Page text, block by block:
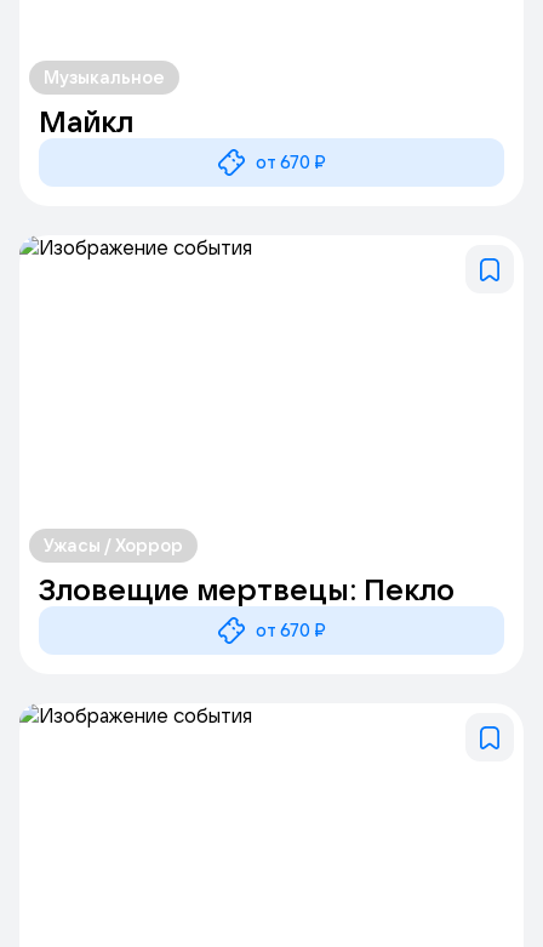
Музыкальное
Майкл
от 670 ₽
Ужасы / Хоррор
Зловещие мертвецы: Пекло
от 670 ₽